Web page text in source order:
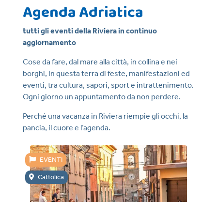
Agenda Adriatica
tutti gli eventi della Riviera in continuo
aggiornamento
Cose da fare, dal mare alla città, in collina e nei
borghi, in questa terra di feste, manifestazioni ed
eventi, tra cultura, sapori, sport e intrattenimento.
Ogni giorno un appuntamento da non perdere.
Perché una vacanza in Riviera riempie gli occhi, la
pancia, il cuore e l’agenda.
EVENTI
Cattolica